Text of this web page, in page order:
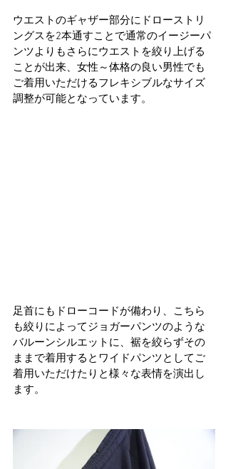
ウエストのギャザー部分にドローストリ
ングスを2本通すことで通常のイージーパ
ンツよりもさらにウエストを絞り上げる
ことが出来、女性～体格の良い男性でも
ご着用いただけるフレキシブルなサイズ
調整が可能となっています。
足首にもドローコードが備わり、こちら
も絞りによってジョガーパンツのような
バルーンシルエットに、裾を絞らずその
ままで着用するとワイドパンツとしてご
着用いただけたりと様々な表情を演出し
ます。